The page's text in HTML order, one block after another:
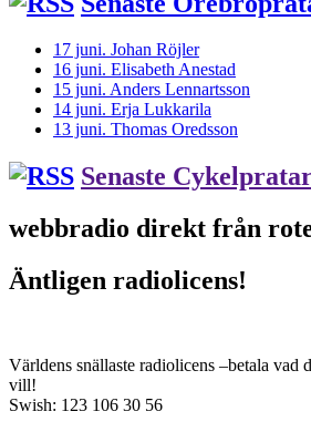
17 juni. Johan Röjler
16 juni. Elisabeth Anestad
15 juni. Anders Lennartsson
14 juni. Erja Lukkarila
13 juni. Thomas Oredsson
Senaste
webbradio direkt från
Äntligen radiolicens!
Världens snällaste radiolicens –betala
vill!
Swish: 123 106 30 56